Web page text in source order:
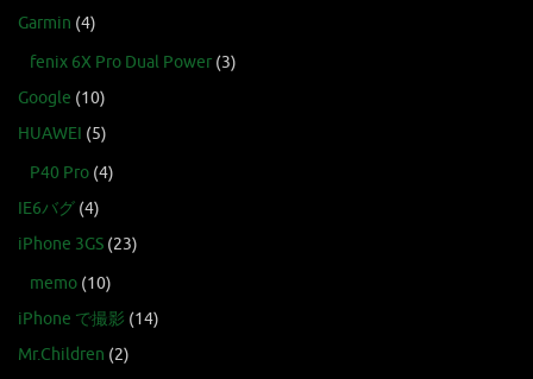
Garmin (4)
fenix 6X Pro Dual Power (3)
Google (10)
HUAWEI (5)
P40 Pro (4)
IE6バグ (4)
iPhone 3GS (23)
memo (10)
iPhone で撮影 (14)
Mr.Children (2)